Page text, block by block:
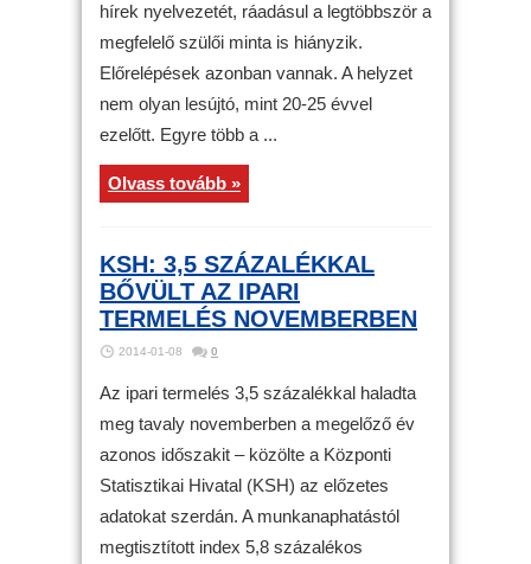
hírek nyelvezetét, ráadásul a legtöbbször a
megfelelő szülői minta is hiányzik.
Előrelépések azonban vannak. A helyzet
nem olyan lesújtó, mint 20-25 évvel
ezelőtt. Egyre több a ...
Olvass tovább »
KSH: 3,5 SZÁZALÉKKAL
BŐVÜLT AZ IPARI
TERMELÉS NOVEMBERBEN
2014-01-08 0
Az ipari termelés 3,5 százalékkal haladta
meg tavaly novemberben a megelőző év
azonos időszakit – közölte a Központi
Statisztikai Hivatal (KSH) az előzetes
adatokat szerdán. A munkanaphatástól
megtisztított index 5,8 százalékos